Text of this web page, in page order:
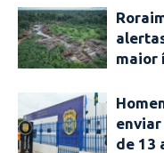
maior
de 13